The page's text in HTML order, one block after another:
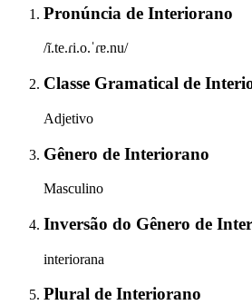
Pronúncia de Interiorano
/ĩ.te.ɾi.o.ˈɾɐ.nu/
Classe Gramatical de
Adjetivo
Gênero de Interiorano
Masculino
Inversão do Gênero de
interiorana
Plural de Interiorano